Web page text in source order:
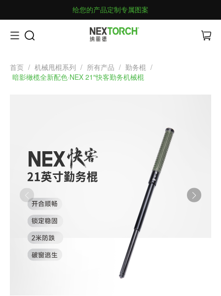
给您的产品定制专属图案
首页 / 机械甩棍系列 / 所有产品 / 勤务棍 /
暗影橄榄全新配色·NEX 21″快客勤务机械棍